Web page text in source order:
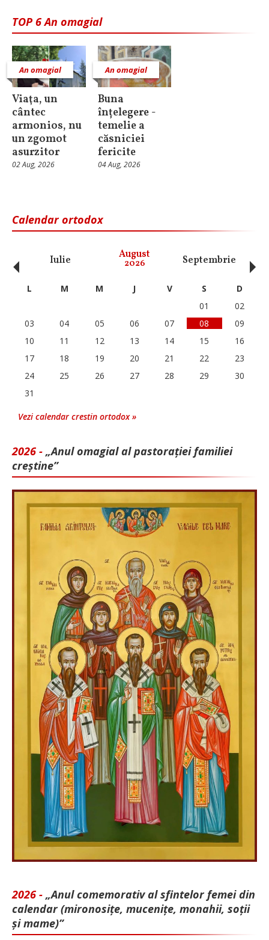
TOP 6 An omagial
An omagial
Viaţa, un
cântec
armonios, nu
un zgomot
asurzitor
02 Aug, 2026
An omagial
Buna
înțelegere -
temelie a
căsniciei
fericite
04 Aug, 2026
Calendar ortodox
Iulie August
2026 Septembrie
‹ L M M J V S
D
01
02
03
04 05 06 07 08
09
10
11 12 13 14 15
16
17
18 19 20 21 22
23
24
25 26 27 28 29
30
31
Vezi calendar crestin ortodox »
2026 - „Anul omagial al pastorației familiei
creștine”
2026 - „Anul comemorativ al sfintelor femei din
calendar (mironosițe, mu­cenițe, monahii, soții
și mame)”